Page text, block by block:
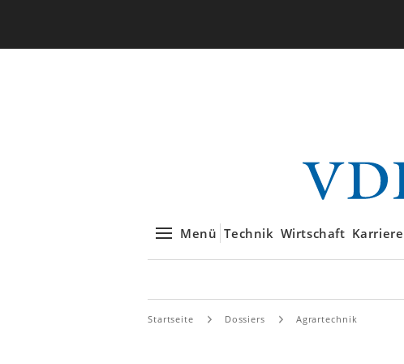
Menü Technik Wirtschaft Karriere
Startseite Dossiers Agrartechnik